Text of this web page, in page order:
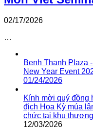
02/17/2026
…
Benh Thanh Plaza
New Year Event
01/24/2026
Kính mời quý đồng
địch Hoa Kỳ múa
chức tại khu
12/03/2026